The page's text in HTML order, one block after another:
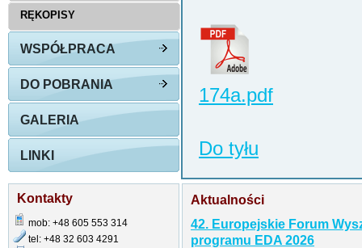
174a.pdf
Do tyłu
RĘKOPISY
WSPÓŁPRACA
DO POBRANIA
GALERIA
LINKI
Kontakty
mob: +48 605 553 314
tel: +48 32 603 4291
Aktualności
42. Europejskie Forum
programu EDA 2026